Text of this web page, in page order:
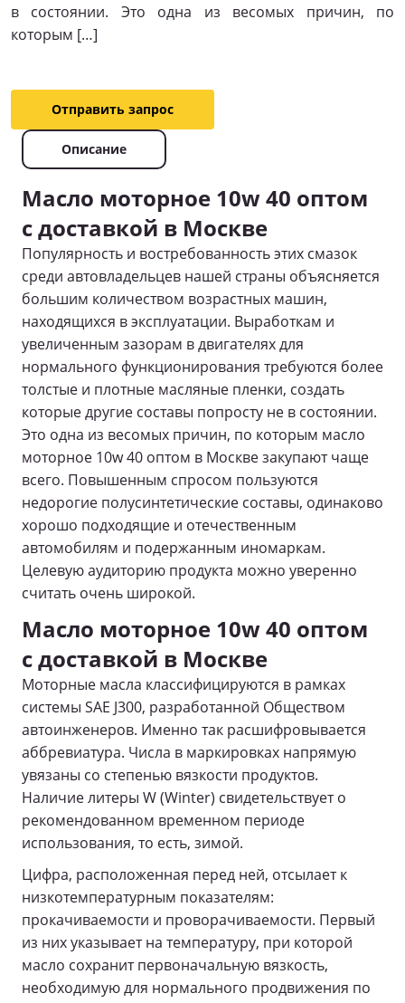
в состоянии. Это одна из весомых причин, по
которым […]
Отправить запрос
Описание
Масло моторное 10w 40 оптом
с доставкой в Москве
Популярность и востребованность этих смазок
среди автовладельцев нашей страны объясняется
большим количеством возрастных машин,
находящихся в эксплуатации. Выработкам и
увеличенным зазорам в двигателях для
нормального функционирования требуются более
толстые и плотные масляные пленки, создать
которые другие составы попросту не в состоянии.
Это одна из весомых причин, по которым масло
моторное 10w 40 оптом в Москве закупают чаще
всего. Повышенным спросом пользуются
недорогие полусинтетические составы, одинаково
хорошо подходящие и отечественным
автомобилям и подержанным иномаркам.
Целевую аудиторию продукта можно уверенно
считать очень широкой.
Масло моторное 10w 40 оптом
с доставкой в Москве
Моторные масла классифицируются в рамках
системы SAE J300, разработанной Обществом
автоинженеров. Именно так расшифровывается
аббревиатура. Числа в маркировках напрямую
увязаны со степенью вязкости продуктов.
Наличие литеры W (Winter) свидетельствует о
рекомендованном временном периоде
использования, то есть, зимой.
Цифра, расположенная перед ней, отсылает к
низкотемпературным показателям:
прокачиваемости и проворачиваемости. Первый
из них указывает на температуру, при которой
масло сохранит первоначальную вязкость,
необходимую для нормального продвижения по